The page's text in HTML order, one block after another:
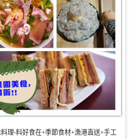
料理-料好食在+季節食材+漁港直送+手工